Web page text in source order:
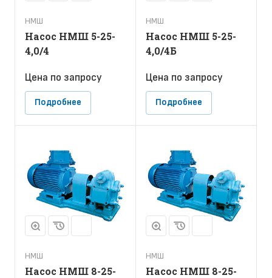
НМШ
Насос НМШ 5-25-
4,0/4
Цена по запросу
Подробнее
НМШ
Насос НМШ 5-25-
4,0/4Б
Цена по запросу
Подробнее
НМШ
Насос НМШ 8-25-
НМШ
Насос НМШ 8-25-